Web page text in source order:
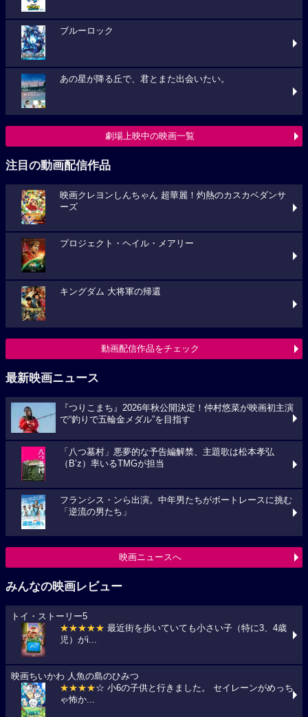
ブルーロック
あの星が降る丘で、君とまた出会いたい。
劇場上映中の映画一覧
注目の動画配信作品
映画クレヨンしんちゃん 超華麗！灼熱のカスカベダンサ
ーズ
プロジェクト・ヘイル・メアリー
キングダム 大将軍の帰還
動画配信作品をチェック
最新映画ニュース
『つりこまち』2026年秋公開決定！仲村悠菜が映画初主演
で“釣りで五輪金メダル”を目指す
「八つ墓村」悪夢的な予告編解禁、主題歌は松本孝弘
（B’z）率いるTMGが担当
フランシス・ンら出演。中年男たちがボートレースに挑む
「逆流の男たち」
映画ニュースへ
みんなの映画レビュー
トイ・ストーリー5
★★★★★ 最近街を歩いていても小さい子（特に3、4歳
児）がi...
映画ちいかわ 人魚の島のひみつ
★★★★☆ 小6の子供と行きました。 セイレーンがめっち
ゃ怖か...